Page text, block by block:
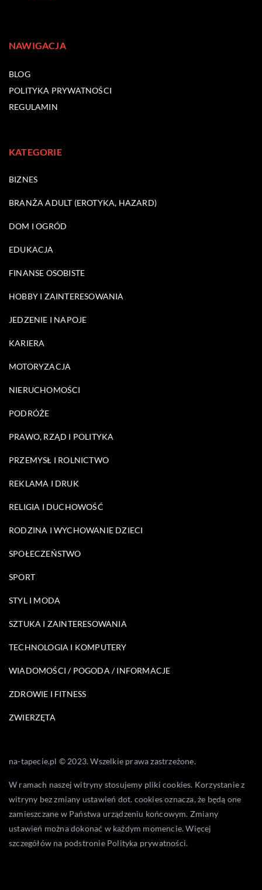
NAWIGACJA
BLOG
POLITYKA PRYWATNOŚCI
REGULAMIN
KATEGORIE
BIZNES
BRANŻA ADULT (EROTYKA, HAZARD)
DOM I OGRÓD
EDUKACJA
FINANSE OSOBISTE
HOBBY I ZAINTERESOWANIA
JEDZENIE I NAPOJE
KARIERA
MOTORYZACJA
NIERUCHOMOŚCI
PODRÓŻE
PRAWO, RZĄD I POLITYKA
PRZEMYSŁ I ROLNICTWO
REKLAMA I DRUK
RELIGIA I DUCHOWOŚĆ
RODZINA I WYCHOWANIE DZIECI
SPOŁECZEŃSTWO
SPORT
STYL I MODA
SZTUKA I ZAINTERESOWANIA
TECHNOLOGIA I KOMPUTERY
WIADOMOŚCI / POGODA / INFORMACJE
ZDROWIE I FITNESS
ZWIERZĘTA
na-tapecie.pl © 2023. Wszelkie prawa zastrzeżone.
W ramach naszej witryny stosujemy pliki cookies. Korzystanie z
witryny bez zmiany ustawień dot. cookies oznacza, że będą one
zamieszczane w Państwa urządzeniu końcowym. Zmiany
ustawień można dokonać w każdym momencie. Więcej
szczegółów na podstronie Polityka prywatności.